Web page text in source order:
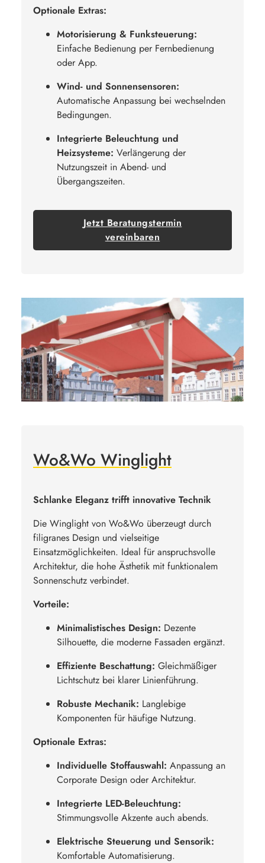
Optionale Extras:
Motorisierung & Funksteuerung:
Einfache Bedienung per Fernbedienung
oder App.
Wind- und Sonnensensoren:
Automatische Anpassung bei wechselnden
Bedingungen.
Integrierte Beleuchtung und
Heizsysteme: Verlängerung der
Nutzungszeit in Abend- und
Übergangszeiten.
Jetzt Beratungstermin
vereinbaren
Wo&Wo Winglight
Schlanke Eleganz trifft innovative Technik
Die Winglight von Wo&Wo überzeugt durch
filigranes Design und vielseitige
Einsatzmöglichkeiten. Ideal für anspruchsvolle
Architektur, die hohe Ästhetik mit funktionalem
Sonnenschutz verbindet.
Vorteile:
Minimalistisches Design: Dezente
Silhouette, die moderne Fassaden ergänzt.
Effiziente Beschattung: Gleichmäßiger
Lichtschutz bei klarer Linienführung.
Robuste Mechanik: Langlebige
Komponenten für häufige Nutzung.
Optionale Extras:
Individuelle Stoffauswahl: Anpassung an
Corporate Design oder Architektur.
Integrierte LED-Beleuchtung:
Stimmungsvolle Akzente auch abends.
Elektrische Steuerung und Sensorik:
Komfortable Automatisierung.